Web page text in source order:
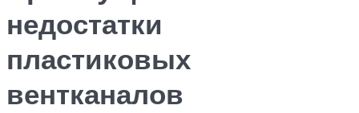
недостатки
пластиковых
вентканалов